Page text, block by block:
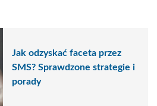
Jak odzyskać faceta przez
SMS? Sprawdzone strategie i
porady